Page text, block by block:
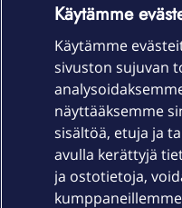
Laitteet & liittymät
Palvelut
Käytämme
Käytämme
sivuston sujuvan
näyttääksemme
sisältöä, etuja ja
avulla kerättyjä
ja ostotietoja,